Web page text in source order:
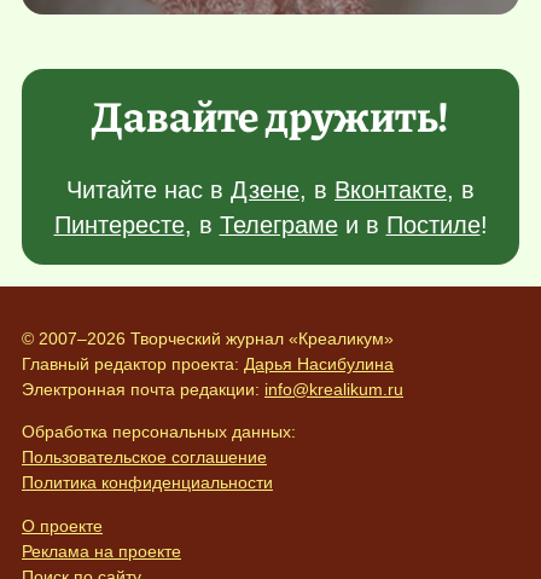
Давайте дружить!
Читайте нас в Дзене, в Вконтакте, в
Пинтересте, в Телеграмеи в Постиле!
© 2007–2026 Творческий журнал «Креаликум»
Главный редактор проекта: Дарья Насибулина
Электронная почта редакции: info@krealikum.ru
Обработка персональных данных:
Пользовательское соглашение
Политика конфиденциальности
О проекте
Реклама на проекте